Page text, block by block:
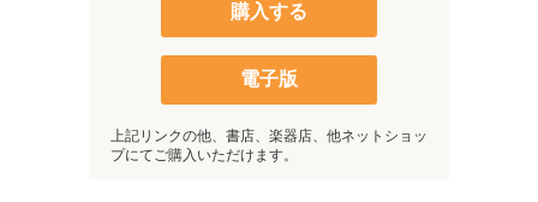
購入する
電子版
上記リンクの他、書店、楽器店、他ネットショッ
プにてご購入いただけます。